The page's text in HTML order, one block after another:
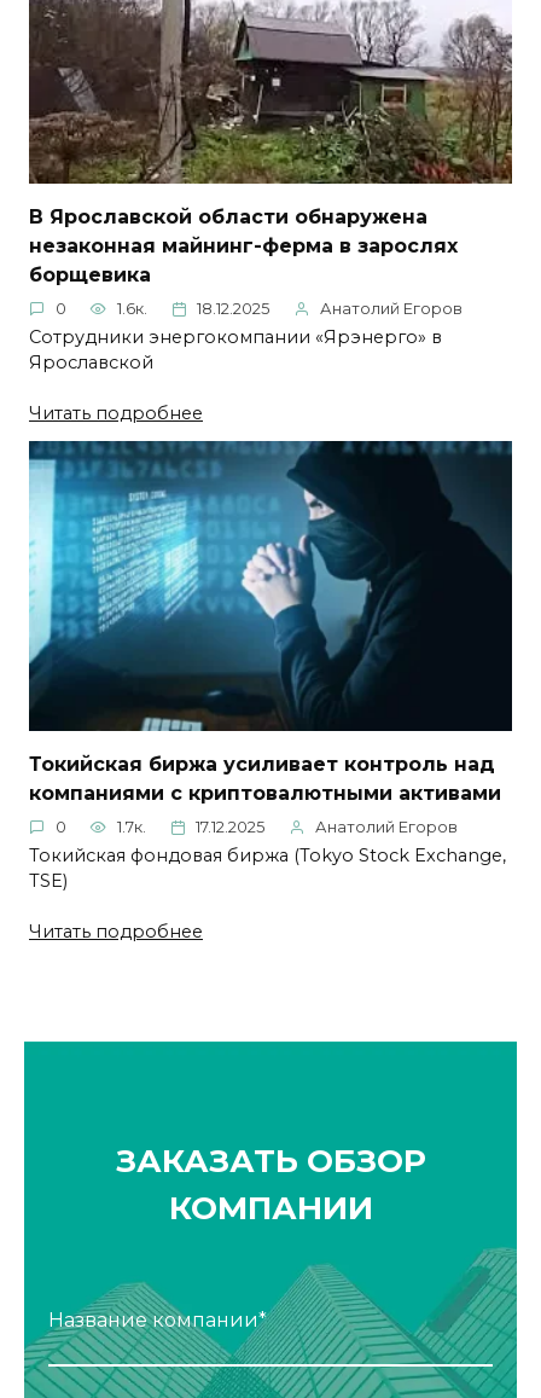
В Ярославской области обнаружена
незаконная майнинг-ферма в зарослях
борщевика
0 1.6к. 18.12.2025 Анатолий Егоров
Сотрудники энергокомпании «Ярэнерго» в
Ярославской
Читать подробнее
Токийская биржа усиливает контроль над
компаниями с криптовалютными активами
0 1.7к. 17.12.2025 Анатолий Егоров
Токийская фондовая биржа (Tokyo Stock Exchange,
TSE)
Читать подробнее
ЗАКАЗАТЬ ОБЗОР
КОМПАНИИ
Название компании*